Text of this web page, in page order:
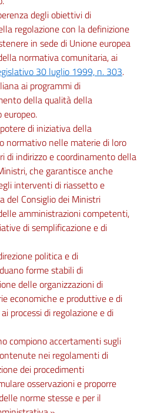
degli obiettivi di
regolazione con la definizione
in sede di Unione europea
normativa comunitaria, ai
30 luglio 1999, n. 303.
ai programmi di
della qualità della
di iniziativa della
normativo nelle materie di loro
di indirizzo e coordinamento della
che garantisce anche
interventi di riassetto e
del Consiglio dei Ministri
amministrazioni competenti,
di semplificazione e di
politica e di
forme stabili di
delle organizzazioni di
economiche e produttive e di
processi di regolazione e di
compiono accertamenti sugli
nei regolamenti di
dei procedimenti
osservazioni e proporre
norme stesse e per il